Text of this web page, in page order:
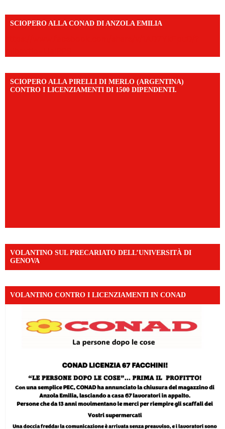
SCIOPERO ALLA CONAD DI ANZOLA EMILIA
SCIOPERO ALLA PIRELLI DI MERLO (ARGENTINA)
CONTRO I LICENZIAMENTI DI 1500 DIPENDENTI.
VOLANTINO SUL PRECARIATO DELL’UNIVERSITÀ DI
GENOVA
VOLANTINO CONTRO I LICENZIAMENTI IN CONAD